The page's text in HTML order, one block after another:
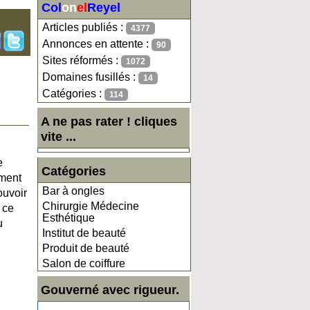
Col onel Reyel
Articles publiés : 4377
Annonces en attente : 90
Sites réformés : 1072
Domaines fusillés : 14
Catégories : 114
A ne pas rater ! cliques
vite ...
Catégories
Bar à ongles
Chirurgie Médecine
Esthétique
Institut de beauté
Produit de beauté
Salon de coiffure
Gouverné avec rigueur.
ce